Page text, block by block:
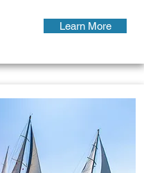
Learn More